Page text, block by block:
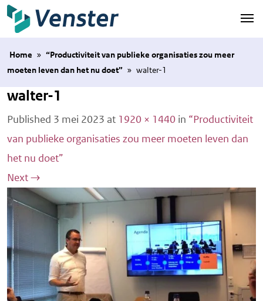
Naar hoofdinhoud
Home » “Productiviteit van publieke organisaties zou meer
moeten leven dan het nu doet” » walter-1
walter-1
Published 3 mei 2023 at 1920 × 1440 in “Productiviteit
van publieke organisaties zou meer moeten leven dan
het nu doet”
Next→